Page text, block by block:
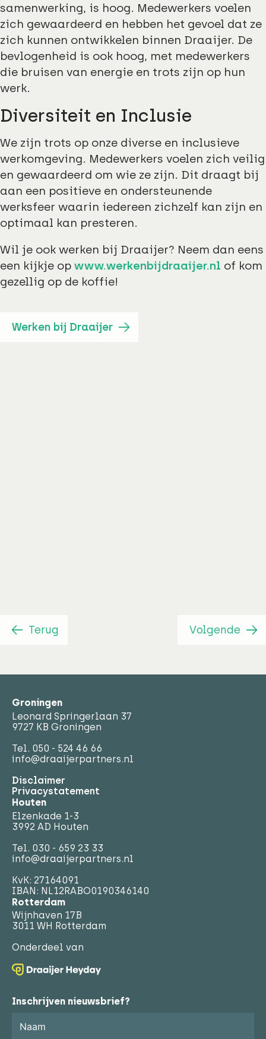
samenwerking, is hoog. Medewerkers voelen
zich gewaardeerd en hebben het gevoel dat ze
zich kunnen ontwikkelen binnen Draaijer. De
bevlogenheid is ook hoog, met medewerkers
die bruisen van energie en trots zijn op hun
werk.
Diversiteit en Inclusie
We zijn trots op onze diverse en inclusieve
werkomgeving. Medewerkers voelen zich veilig
en gewaardeerd om wie ze zijn. Dit draagt bij
aan een positieve en ondersteunende
werksfeer waarin iedereen zichzelf kan zijn en
optimaal kan presteren.
Wil je ook werken bij Draaijer? Neem dan eens
een kijkje op www.werkenbijdraaijer.nl of kom
gezellig op de koffie!
Werken bij Draaijer
Terug Volgende
Groningen
Leonard Springerlaan 37
9727 KB Groningen
Tel. 050 - 524 46 66
info@draaijerpartners.nl
Disclaimer
Privacystatement
Houten
Elzenkade 1-3
3992 AD Houten
Tel. 030 - 659 23 33
info@draaijerpartners.nl
KvK: 27164091
IBAN: NL12RABO0190346140
Rotterdam
Wijnhaven 17B
3011 WH Rotterdam
Onderdeel van
Inschrijven nieuwsbrief?